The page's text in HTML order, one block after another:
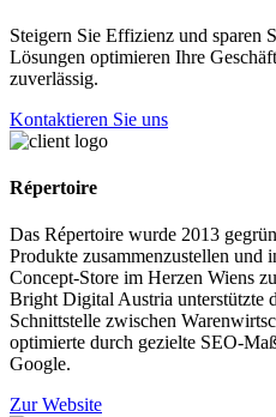
Steigern Sie Effizienz und sparen
Lösungen optimieren Ihre
zuverlässig.
Kontaktieren Sie uns
Répertoire
Das Répertoire wurde 2013
Produkte zusammenzustellen und
Concept-Store im Herzen Wiens
Bright Digital Austria unterstützte
Schnittstelle zwischen
optimierte durch gezielte SEO-
Google.
Zur Website